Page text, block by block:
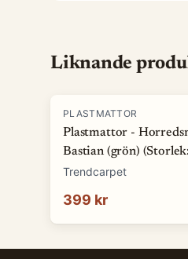
Liknande
PLASTMATTOR
Plastmattor -
Bastian (grön)
Trendcarpet
399 kr